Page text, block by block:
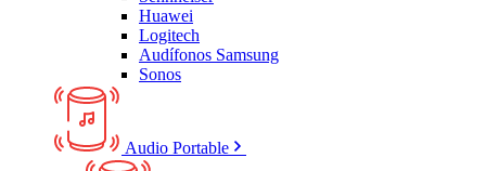
Huawei
Logitech
Audífonos Samsung
Sonos
Audio Portable